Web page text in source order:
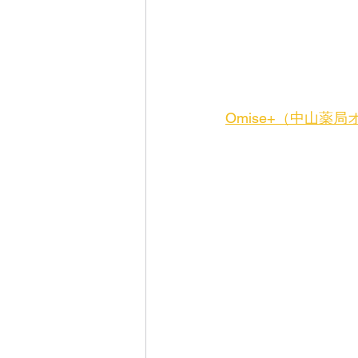
Omise+（中山薬局